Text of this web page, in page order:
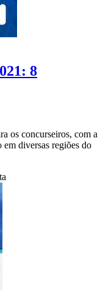
8
os concurseiros, com a
diversas regiões do